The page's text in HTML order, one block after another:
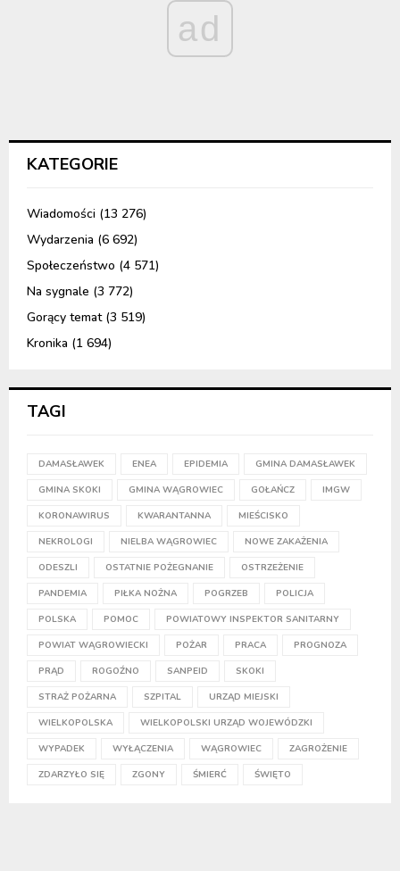
ad
KATEGORIE
Wiadomości (13 276)
Wydarzenia (6 692)
Społeczeństwo (4 571)
Na sygnale (3 772)
Gorący temat(3 519)
Kronika (1 694)
TAGI
DAMASŁAWEK ENEA EPIDEMIA GMINA DAMASŁAWEK
GMINA SKOKI GMINA WĄGROWIEC GOŁAŃCZ IMGW
KORONAWIRUS KWARANTANNA MIEŚCISKO
NEKROLOGI NIELBA WĄGROWIEC NOWE ZAKAŻENIA
ODESZLI OSTATNIE POŻEGNANIE OSTRZEŻENIE
PANDEMIA PIŁKA NOŻNA POGRZEB POLICJA
POLSKA POMOC POWIATOWY INSPEKTOR SANITARNY
POWIAT WĄGROWIECKI POŻAR PRACA PROGNOZA
PRĄD ROGOŹNO SANPEID SKOKI
STRAŻ POŻARNA SZPITAL URZĄD MIEJSKI
WIELKOPOLSKA WIELKOPOLSKI URZĄD WOJEWÓDZKI
WYPADEK WYŁĄCZENIA WĄGROWIEC ZAGROŻENIE
ZDARZYŁO SIĘ ZGONY ŚMIERĆ ŚWIĘTO